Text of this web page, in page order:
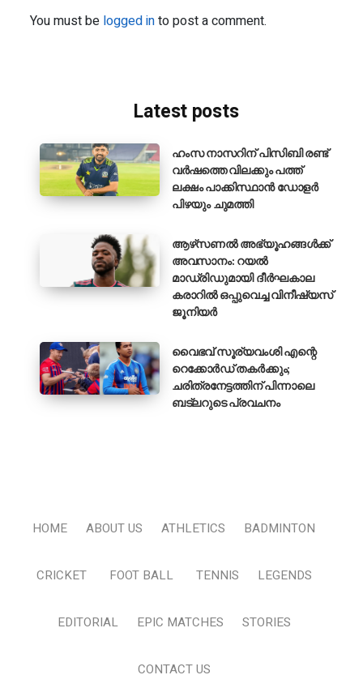
You must be logged into post a comment.
Latest posts
ഹംസ നാസറിന് പിസിബി രണ്ട്
വർഷത്തെ വിലക്കും പത്ത്
ലക്ഷം പാക്കിസ്ഥാൻ ഡോളർ
പിഴയും ചുമത്തി
ആഴ്‌സണൽ അഭ്യൂഹങ്ങൾക്ക്
അവസാനം: റയൽ
മാഡ്രിഡുമായി ദീർഘകാല
കരാറിൽ ഒപ്പുവെച്ച വിനീഷ്യസ്
ജൂനിയർ
വൈഭവ് സൂര്യവംശി എന്റെ
റെക്കോർഡ് തകർക്കും;
ചരിത്രനേട്ടത്തിന് പിന്നാലെ
ബട്‌ലറുടെ പ്രവചനം
HOME ABOUT US ATHLETICS BADMINTON
CRICKET FOOT BALL TENNIS LEGENDS
EDITORIAL EPIC MATCHES STORIES
CONTACT US